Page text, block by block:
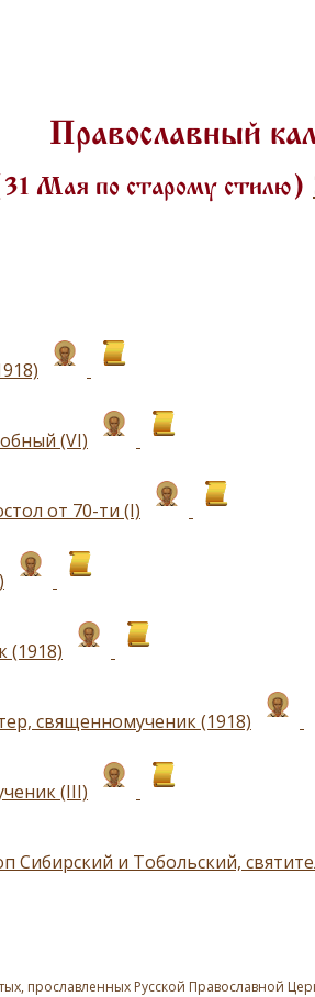
Православный
Мая по старому стилю)
(VI)
от 70-ти (I)
(1918)
священномученик (1918)
(III)
и Тобольский,
прославленных Русской Православной